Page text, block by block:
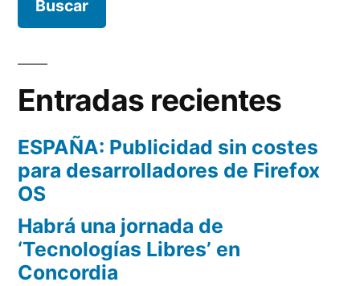
Entradas recientes
ESPAÑA: Publicidad sin costes
para desarrolladores de Firefox
OS
Habrá una jornada de
‘Tecnologías Libres’ en
Concordia